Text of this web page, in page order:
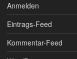
Anmelden
Eintrags-Feed
Kommentar-Feed